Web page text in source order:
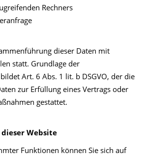
Rechners
dieser Daten mit
statt. Grundlage der
Art. 6 Abs. 1 lit. b DSGVO, der die
zur Erfüllung eines Vertrags oder
gestattet.
Website
Funktionen können Sie sich auf